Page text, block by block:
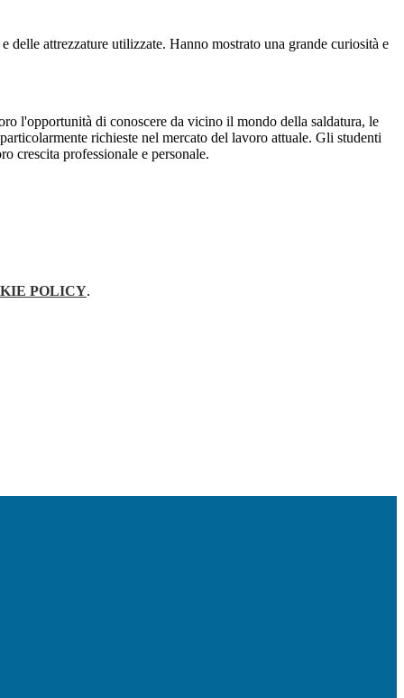
delle attrezzature utilizzate. Hanno mostrato una grande curiosità e
l'opportunità di conoscere da vicino il mondo della saldatura, le
richieste nel mercato del lavoro attuale. Gli studenti
crescita professionale e personale.
POLICY.